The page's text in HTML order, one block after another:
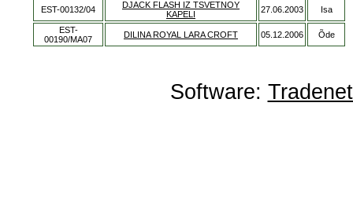
EST-00132/04
DJACK FLASH IZ TSVETNOY
KAPELI
27.06.2003 Isa
EST-
00190/MA07
DILINA ROYAL LARA CROFT 05.12.2006 Õde
Software: